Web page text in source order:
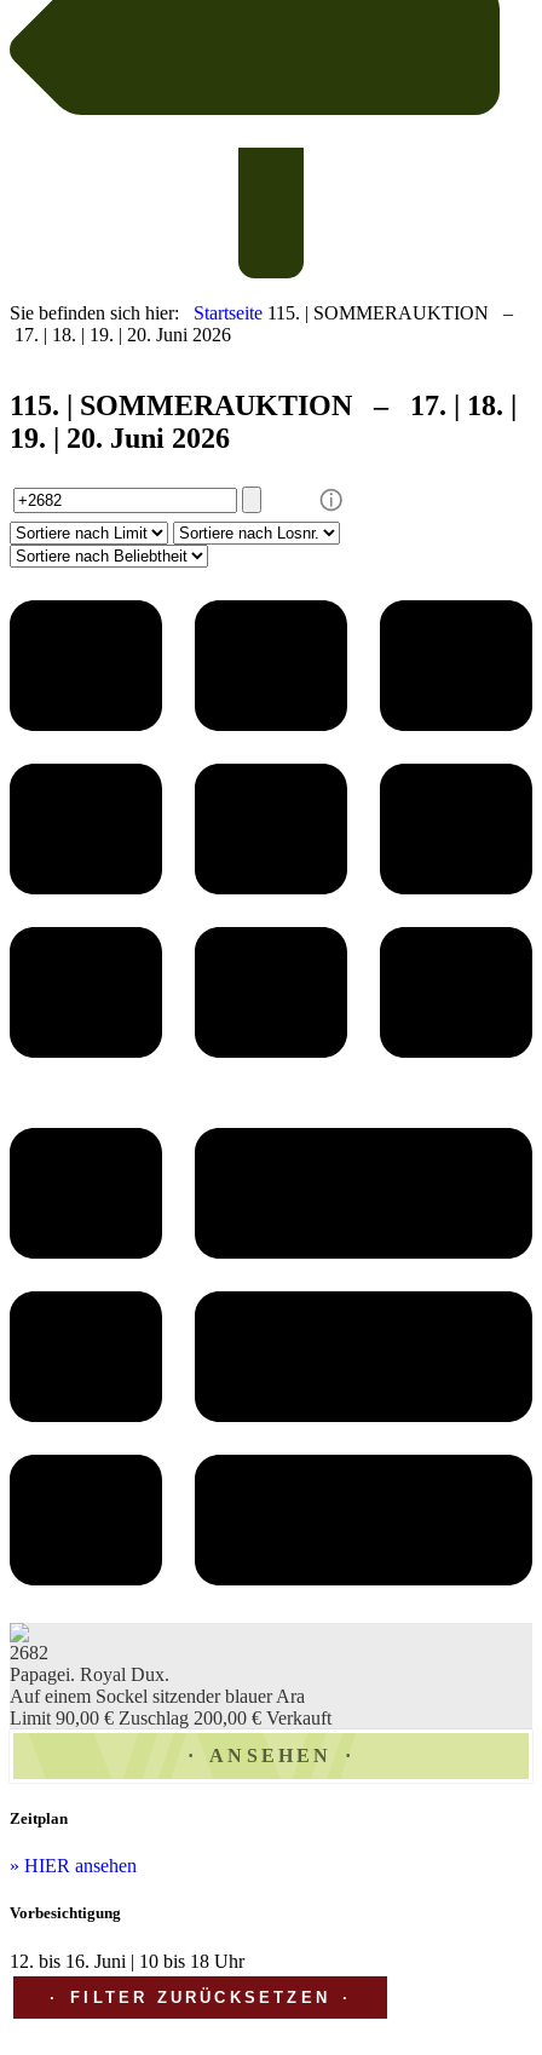
Sie befinden sich hier: Startseite 115. | SOMMERAUKTION –
17. | 18. | 19. | 20. Juni 2026
115. | SOMMERAUKTION – 17. | 18. |
19. | 20. Juni 2026
2682
Papagei. Royal Dux.
Auf einem Sockel sitzender blauer Ara
Limit 90,00 € Zuschlag 200,00 € Verkauft
ANSEHEN
Zeitplan
» HIER ansehen
Vorbesichtigung
12. bis 16. Juni | 10 bis 18 Uhr
FILTER ZURÜCKSETZEN